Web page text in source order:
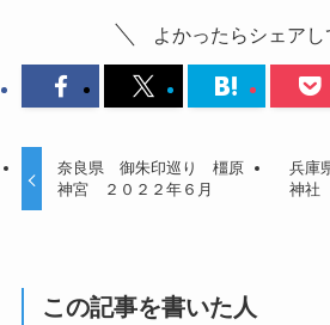
よかったらシェアし
奈良県 御朱印巡り 橿原
神宮 ２０２２年６月
兵庫
神社
この記事を書いた人